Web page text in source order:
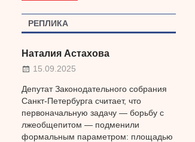
РЕПЛИКА
Наталия Астахова
15.09.2025
Депутат Законодательного собрания
Санкт-Петербурга считает, что
первоначальную задачу — борьбу с
лжеобщепитом — подменили
формальным параметром: площадью